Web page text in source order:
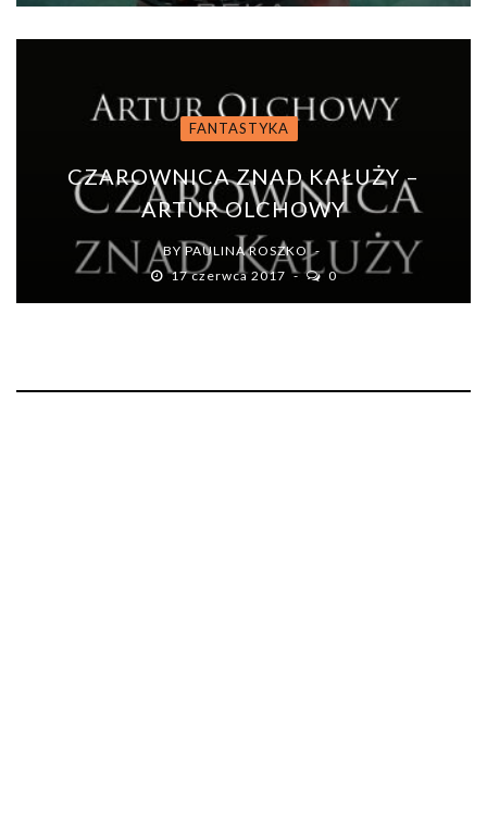
FANTASTYKA
CZAROWNICA ZNAD KAŁUŻY –
ARTUR OLCHOWY
BY PAULINA ROSZKO
17 czerwca 2017
0